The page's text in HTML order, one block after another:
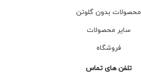
محصولات بدون گلوتن
سایر محصولات
فروشگاه
تلفن های تماس